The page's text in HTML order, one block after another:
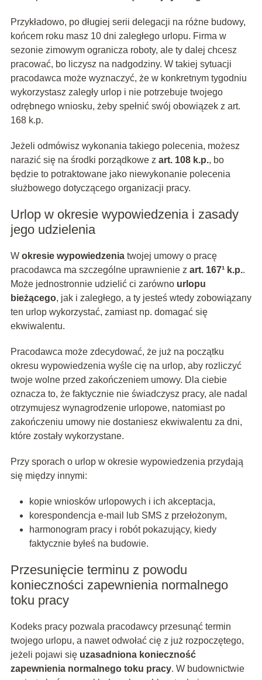
Przykładowo, po długiej serii delegacji na różne budowy,
końcem roku masz 10 dni zaległego urlopu. Firma w
sezonie zimowym ogranicza roboty, ale ty dalej chcesz
pracować, bo liczysz na nadgodziny. W takiej sytuacji
pracodawca może wyznaczyć, że w konkretnym tygodniu
wykorzystasz zaległy urlop i nie potrzebuje twojego
odrębnego wniosku, żeby spełnić swój obowiązek z art.
168 k.p.
Jeżeli odmówisz wykonania takiego polecenia, możesz
narazić się na środki porządkowe z art. 108 k.p., bo
będzie to potraktowane jako niewykonanie polecenia
służbowego dotyczącego organizacji pracy.
Urlop w okresie wypowiedzenia i zasady
jego udzielenia
W okresie wypowiedzeniatwojej umowy o pracę
pracodawca ma szczególne uprawnienie z art. 167¹ k.p..
Może jednostronnie udzielić ci zarówno urlopu
bieżącego, jak i zaległego, a ty jesteś wtedy zobowiązany
ten urlop wykorzystać, zamiast np. domagać się
ekwiwalentu.
Pracodawca może zdecydować, że już na początku
okresu wypowiedzenia wyśle cię na urlop, aby rozliczyć
twoje wolne przed zakończeniem umowy. Dla ciebie
oznacza to, że faktycznie nie świadczysz pracy, ale nadal
otrzymujesz wynagrodzenie urlopowe, natomiast po
zakończeniu umowy nie dostaniesz ekwiwalentu za dni,
które zostały wykorzystane.
Przy sporach o urlop w okresie wypowiedzenia przydają
się między innymi:
kopie wniosków urlopowych i ich akceptacja,
korespondencja e‑mail lub SMS z przełożonym,
harmonogram pracy i robót pokazujący, kiedy
faktycznie byłeś na budowie.
Przesunięcie terminu z powodu
konieczności zapewnienia normalnego
toku pracy
Kodeks pracy pozwala pracodawcy przesunąć termin
twojego urlopu, a nawet odwołać cię z już rozpoczętego,
jeżeli pojawi się uzasadniona konieczność
zapewnienia normalnego toku pracy. W budownictwie